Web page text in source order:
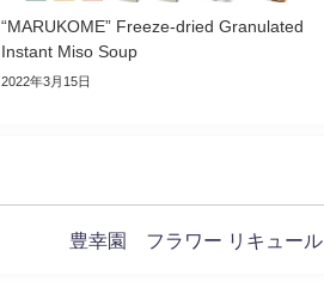
“MARUKOME” Freeze-dried Granulated
Instant Miso Soup
2022年3月15日
豊幸園 フラワー リキュール